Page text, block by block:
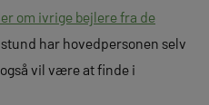
om ivrige bejlere fra de
har hovedpersonen selv
vil være at finde i